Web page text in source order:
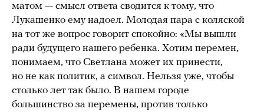
матом — смысл ответа сводится к тому, что
Лукашенко ему надоел. Молодая пара с коляской
на тот же вопрос говорит спокойно: «Мы вышли
ради будущего нашего ребенка. Хотим перемен,
понимаем, что Светлана может их принести,
но не как политик, а символ. Нельзя уже, чтобы
столько лет так было. В нашем городе
большинство за перемены, против только